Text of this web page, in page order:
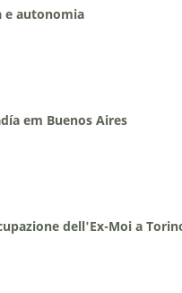
e autonomia
em Buenos Aires
dell'Ex-Moi a